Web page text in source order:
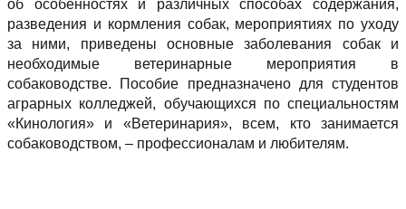
об особенностях и различных способах содержания,
разведения и кормления собак, мероприятиях по уходу
за ними, приведены основные заболевания собак и
необходимые ветеринарные мероприятия в
собаководстве. Пособие предназначено для студентов
аграрных колледжей, обучающихся по специальностям
«Кинология» и «Ветеринария», всем, кто занимается
собаководством, – профессионалам и любителям.